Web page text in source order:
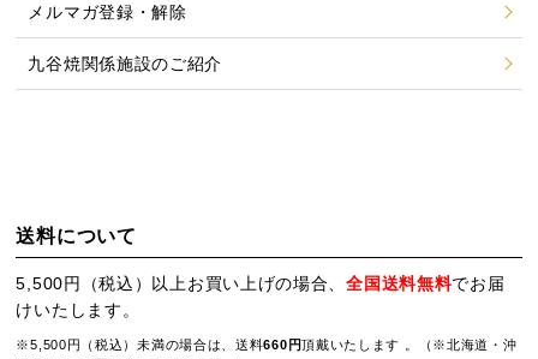
メルマガ登録・解除
九谷焼関係施設のご紹介
送料について
5,500円（税込）以上お買い上げの場合、全国送料無料でお届
けいたします。
※5,500円（税込）未満の場合は、送料660円頂戴いたします 。（※北海道・沖